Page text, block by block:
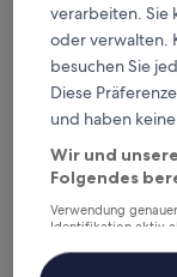
verarbeiten. Sie
oder verwalten.
besuchen Sie
Diese
und haben
Wir und
Folgendes
Verwendung
Identifikation aktiv
Inhalte, Messung